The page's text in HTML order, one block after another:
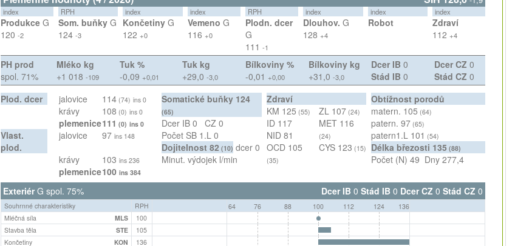
index
ProdukceG
120 -2
RPH
Som. buňky G
124-3
index
Končetiny G
122+0
index
Vemeno G
116 +0
RPH
Plodn. dcer
G
111 -1
index
Dlouhov. G
128+4
index
Robot
index
Zdraví
112 +4
PH prod
spol. 71%
Mléko kg
+1 018-109
Tuk %
-0,09 +0,01
Tuk kg
+29,0-3,0
Bílkoviny %
-0,01 +0,00
Bílkoviny kg
+31,0 -3,0
Dcer IB 0
Stád IB 0
Dcer CZ 0
Stád CZ 0
Plod. dcer
jalovice 114 (74) ins 0
krávy 108 (0) ins 0
plemenice111 (0) ins 0
Vlast.
plod.
jalovice 97ins 148
krávy 103ins 236
plemenice100ins 384
Somatické buňky 124
(65)
Dcer IB0 CZ 0
Počet SB 1.L 0
Dojitelnost 82 (10) dcer0
Minut. výdojekl/min
Zdraví
KM 125 (55)
ID117
NID81
OCD105
(35)
ZL 107(24)
MET116
(24)
CYS123 (15)
Obtížnost porodů
matern. 105 (64)
patern. 97 (65)
patern1.L 101 (54)
Délka březosti 135 (88)
Počet (N) 49 Dny 277,4
ExteriérG spol. 75% Dcer IB0 Stád IB0 Dcer CZ0 Stád CZ0
Souhrnné charakteristiky RPH 64 76 88 100 112 124
136
Mléčná síla
MLS
100
Stavba těla
STE
105
Končetiny
KON
136